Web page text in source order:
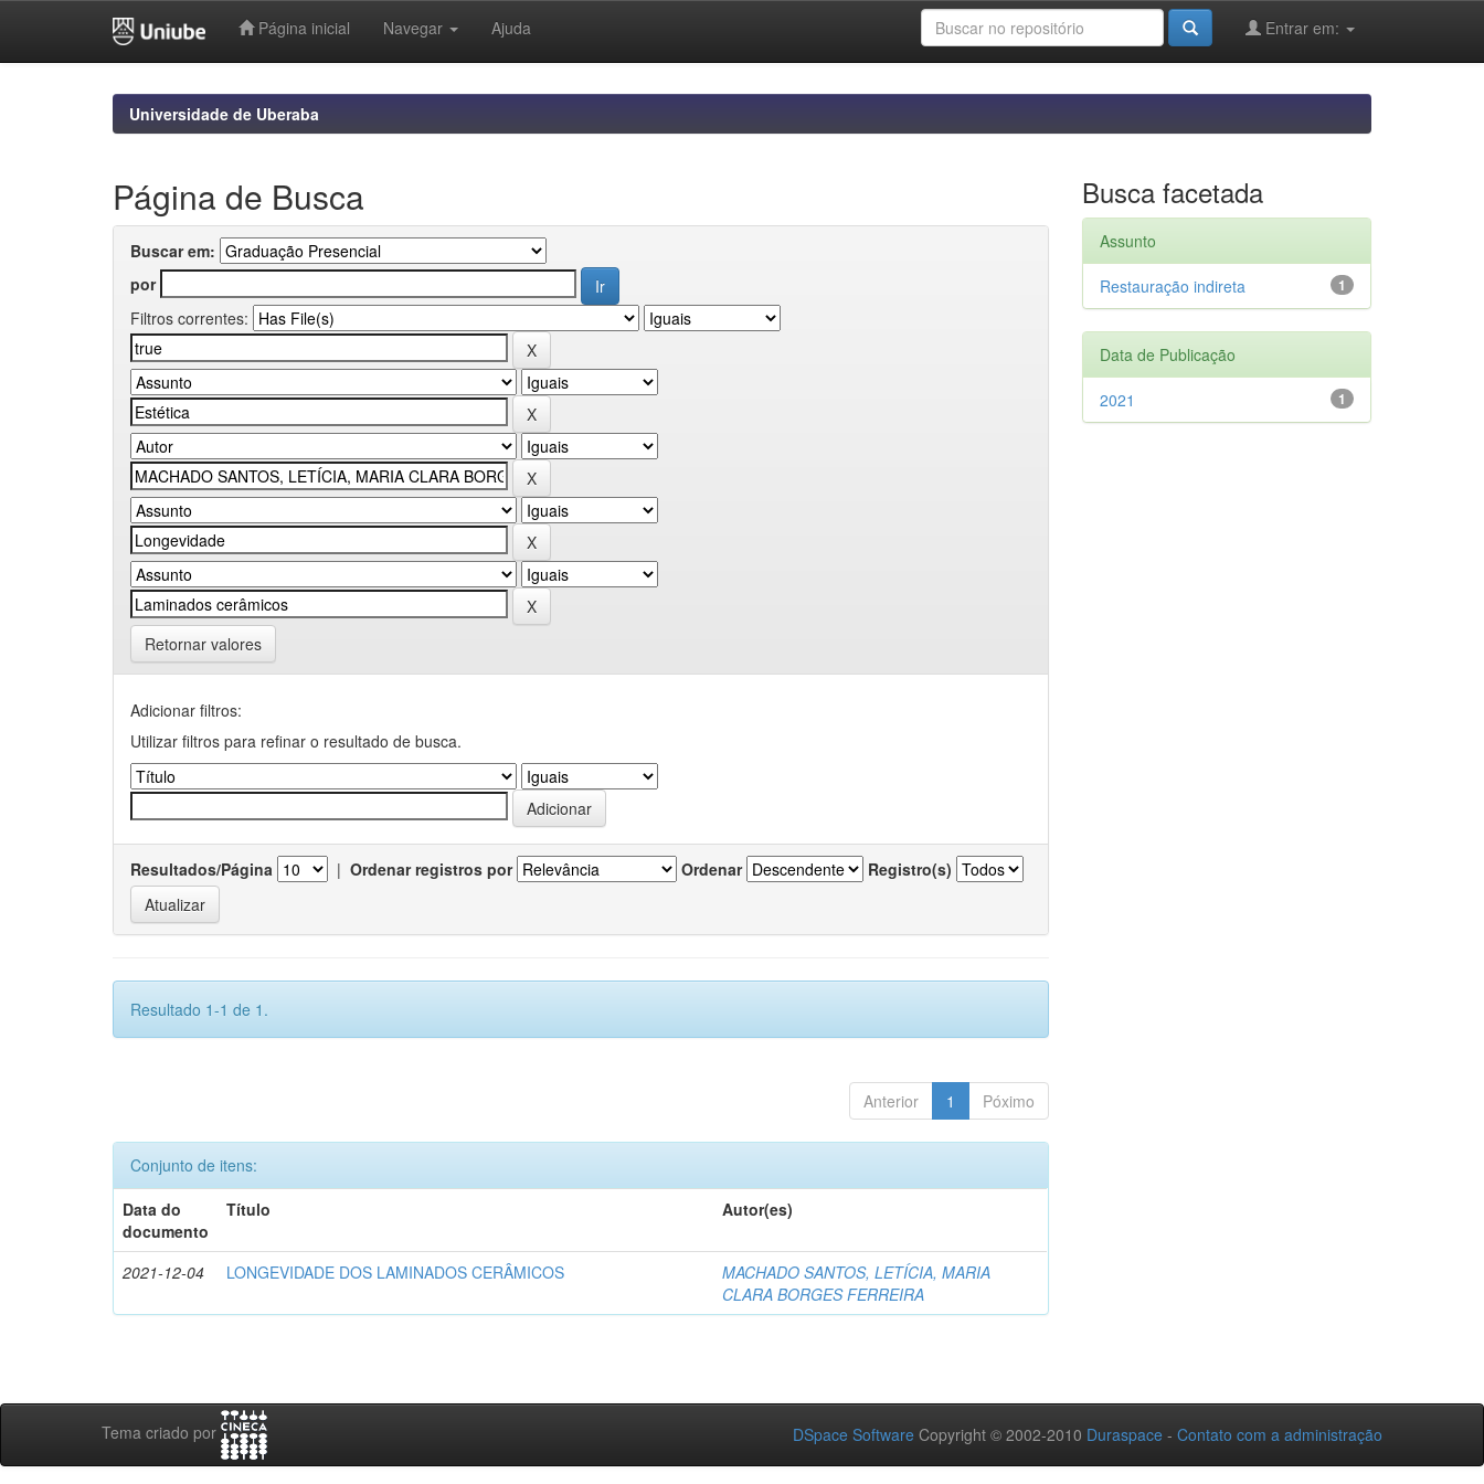
Página inicial Navegar Ajuda Entrar em:
Universidade de Uberaba
Página de Busca
Buscar em:
por
Filtros correntes:
Retornar valores
Adicionar filtros:
Utilizar filtros para refinar o resultado de busca.
Resultados/Página | Ordenar registros por Ordenar Registro(s)
Resultado 1-1 de 1.
Anterior 1 Póximo
Conjunto de itens:
Data do
documento
Título Autor(es)
2021-12-04 LONGEVIDADE DOS LAMINADOS CERÂMICOS
MACHADO SANTOS, LETÍCIA, MARIA
CLARA BORGES FERREIRA
Busca facetada
Assunto
1
Restauração indireta
Data de Publicação
1
2021
Tema criado por DSpace Software Copyright © 2002-2010 Duraspace - Contato com a administração